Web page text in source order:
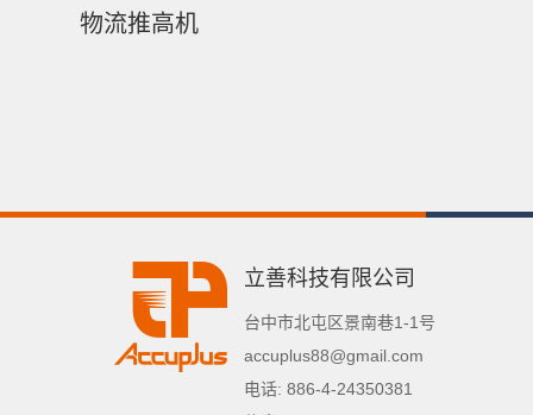
物流推高机
立善科技有限公司
台中市北屯区景南巷1-1号
accuplus88@gmail.com
电话: 886-4-24350381